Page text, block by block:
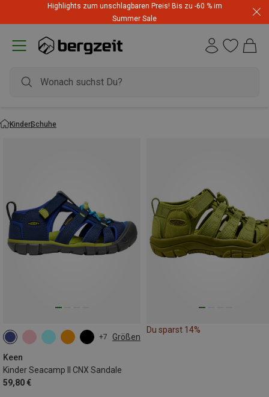
Highlights zum unschlagbaren Preis! Bis zu -60 % im
Summer Sale
KinderSchuhe
+7 Größen
Keen
Kinder Seacamp II CNX Sandale
59,80 €
Du sparst 14%